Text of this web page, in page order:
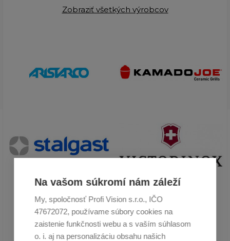
Na vašom súkromí nám záleží
My, spoločnosť Profi Vision s.r.o., IČO
47672072, používame súbory cookies na
zaistenie funkčnosti webu a s vaším súhlasom
o. i. aj na personalizáciu obsahu našich
Zobraziť všetkých výrobcov